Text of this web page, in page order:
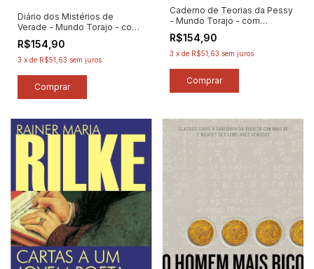
Diário dos Mistérios de
Verade - Mundo Torajo - com
Marcador de Páginas - Autor:
Polux (2025) [novo]
R$154,90
3 x de R$51,63 sem juros
Caderno de Teorias da Pessy
- Mundo Torajo - com
Marcador de Páginas - Autor:
Bruno Gemin / Isabela Silva
(2024) [novo]
R$154,90
3 x de R$51,63 sem juros